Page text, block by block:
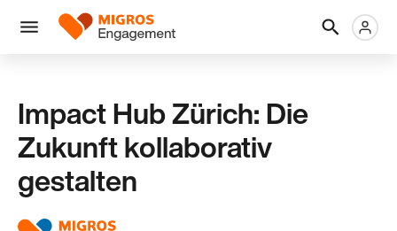
Navigation
überspringen
Menü
Logo
Impact Hub Zürich: Die
Zukunft kollaborativ
gestalten